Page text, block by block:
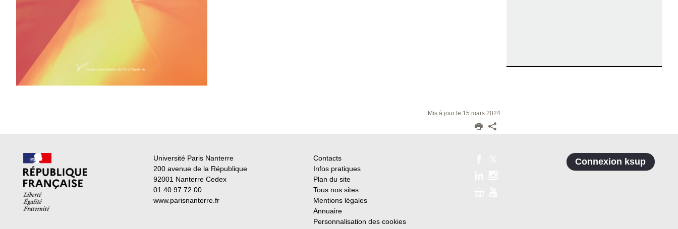
Mis à jour le 15 mars 2024
Université Paris Nanterre
200 avenue de la République
92001 Nanterre Cedex
01 40 97 72 00
www.parisnanterre.fr
Contacts
Infos pratiques
Plan du site
Tous nos sites
Mentions légales
Annuaire
Personnalisation des cookies
Connexion ksup